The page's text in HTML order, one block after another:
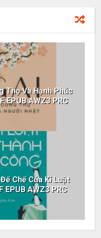
Thọ Và Hạnh Phúc
EPUB AWZ3 PRC
Chế Của Kỉ Luật
EPUB AWZ3 PRC